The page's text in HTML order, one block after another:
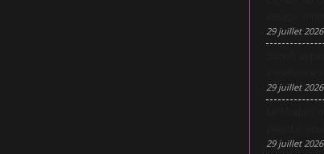
29 juillet 2026
29 juillet 2026
29 juillet 2026